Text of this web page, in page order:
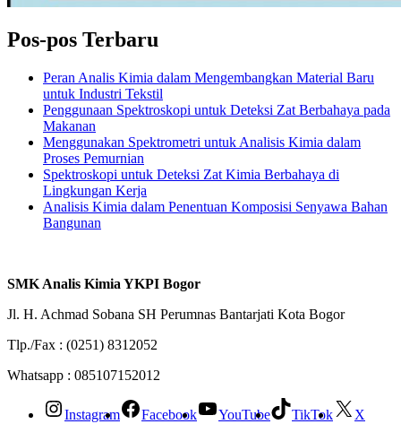
Pos-pos Terbaru
Peran Analis Kimia dalam Mengembangkan Material Baru
untuk Industri Tekstil
Penggunaan Spektroskopi untuk Deteksi Zat Berbahaya pada
Makanan
Menggunakan Spektrometri untuk Analisis Kimia dalam
Proses Pemurnian
Spektroskopi untuk Deteksi Zat Kimia Berbahaya di
Lingkungan Kerja
Analisis Kimia dalam Penentuan Komposisi Senyawa Bahan
Bangunan
SMK Analis Kimia YKPI Bogor
Jl. H. Achmad Sobana SH Perumnas Bantarjati Kota Bogor
Tlp./Fax : (0251) 8312052
Whatsapp : 085107152012
Instagram Facebook YouTube TikTok X